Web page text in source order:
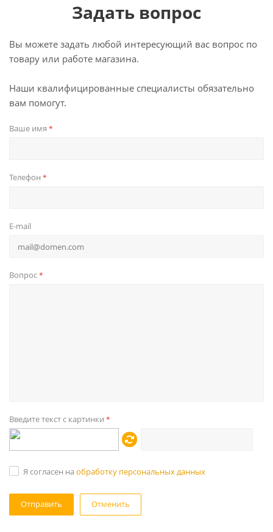
Задать вопрос
Вы можете задать любой интересующий вас вопрос по
товару или работе магазина.
Наши квалифицированные специалисты обязательно
вам помогут.
Ваше имя *
Телефон *
E-mail
Вопрос*
Введите текст с картинки *
Я согласен на обработку персональных данных
Отменить